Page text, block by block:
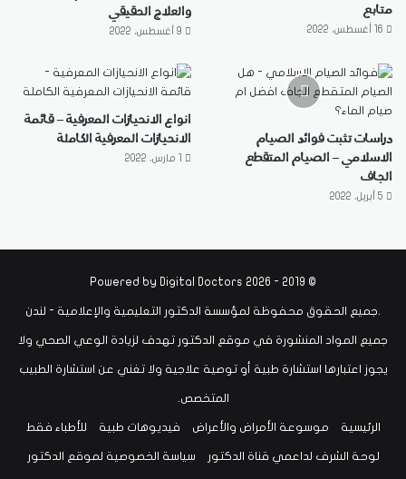
متابع
16 أغسطس، 2022
والعلاج الحقيقي
9 أغسطس، 2022
دراسات تثبت فوائد الصيام
الاسلامي – الصيام المتقطع
الجاف
5 أبريل، 2022
انواع الانحيازات المعرفية – قائمة
الانحيازات المعرفية الكاملة
© 2019 - 2026 Powered by
Digital Doctors
.جميع الحقوق محفوظة لمؤسسة الدكتور التعليمية والإعلامية - لندن
جميع المواد المنشورة في موقع الدكتور تهدف لزيادة الوعي الصحي ولا
يجوز اعتبارها استشارة طبية أو توصية علاجية ولا تغني عن استشارة الطبيب
المتخصص.
الرئيسية موسوعة الأمراض والأعراض فيديوهات طبية للأطباء فقط
لوحة الشرف لداعمي قناة الدكتور سياسة الخصوصية لموقع الدكتور